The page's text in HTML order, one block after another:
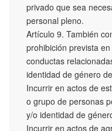
privado que sea
personal pleno.
Artículo 9. También
prohibición prevista
conductas
identidad de género
Incurrir en actos de
o grupo de personas
y/o identidad de
Incurrir en actos de